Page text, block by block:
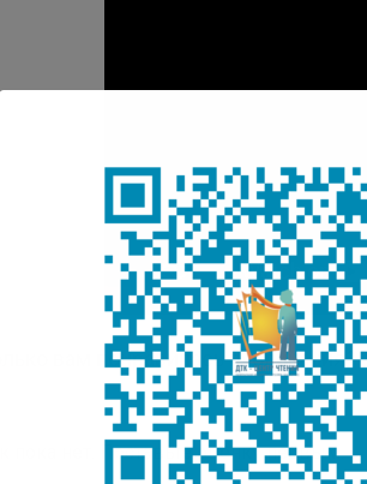
вам понравилась публикация?
пока нет. Поставьте оценку первым.